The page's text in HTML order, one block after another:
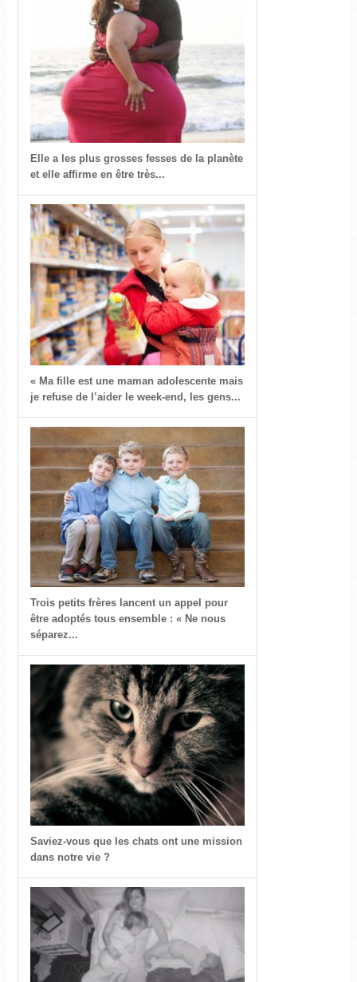
Elle a les plus grosses fesses de la planète
et elle affirme en être très...
« Ma fille est une maman adolescente mais
je refuse de l’aider le week-end, les gens...
Trois petits frères lancent un appel pour
être adoptés tous ensemble : « Ne nous
séparez...
Saviez-vous que les chats ont une mission
dans notre vie ?